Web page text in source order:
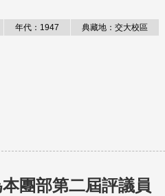
年代：1947 典藏地：交大校區
團部第二屆評議員